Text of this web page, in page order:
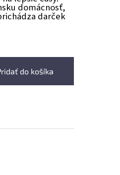
do košíka
domácnosť,
darček